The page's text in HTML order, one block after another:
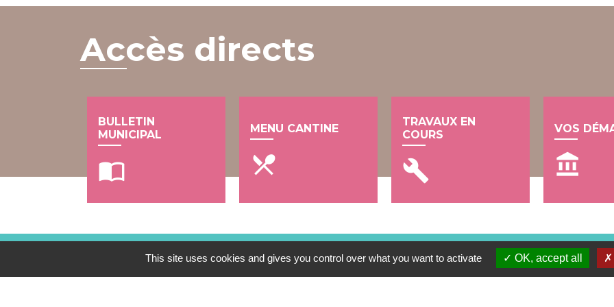
Accès directs
BULLETIN
MUNICIPAL
import_contacts
MENU CANTINE
local_dining
TRAVAUX EN
COURS
build
VOS
account_balance
Contacts
This site uses cookies and gives you control over what you want to activate OK, accept all